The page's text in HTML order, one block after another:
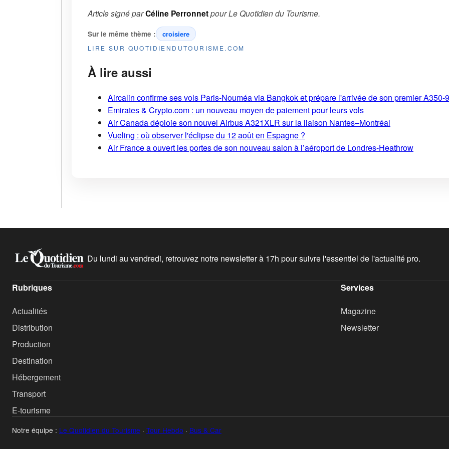
Article signé parCéline PerronnetpourLe Quotidien du Tourisme.
Sur le même thème : croisiere
LIRE SUR QUOTIDIENDUTOURISME.COM
À lire aussi
Aircalin confirme ses vols Paris-Nouméa via Bangkok et prépare l'arrivée de son premier A350-
Emirates & Crypto.com : un nouveau moyen de paiement pour leurs vols
Air Canada déploie son nouvel Airbus A321XLR sur la liaison Nantes–Montréal
Vueling : où observer l'éclipse du 12 août en Espagne ?
Air France a ouvert les portes de son nouveau salon à l’aéroport de Londres-Heathrow
Du lundi au vendredi, retrouvez notre newsletter à 17h pour suivre l'essentiel de l'actualité pro.
Rubriques
Actualités
Distribution
Production
Destination
Hébergement
Transport
E-tourisme
Services
Magazine
Newsletter
Notre équipe : Le Quotidien du Tourisme · Tour Hebdo · Bus & Car